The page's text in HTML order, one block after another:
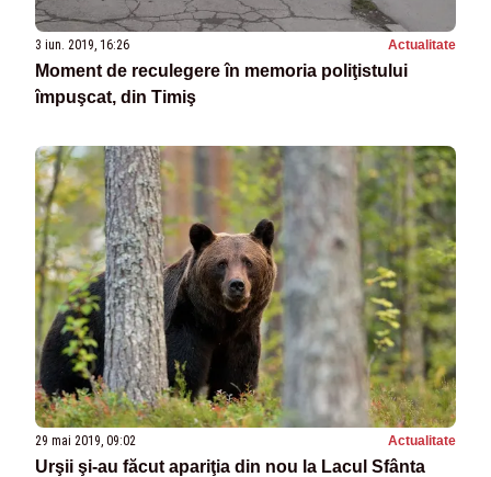
3 iun. 2019, 16:26 Actualitate
Moment de reculegere în memoria poliţistului
împuşcat, din Timiş
29 mai 2019, 09:02 Actualitate
Urşii şi-au făcut apariţia din nou la Lacul Sfânta